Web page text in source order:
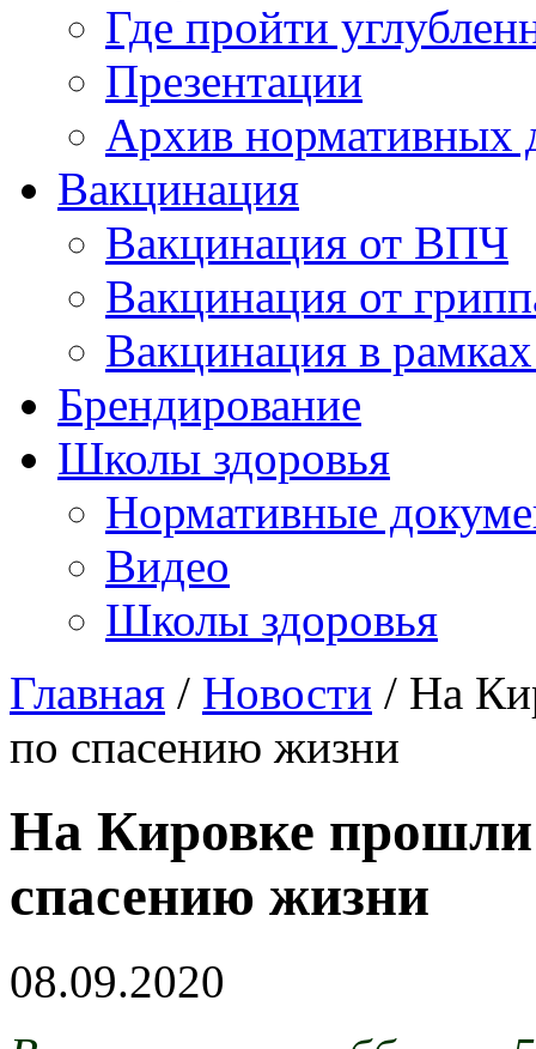
Где пройти
Презентации
Архив нормативных
Вакцинация
Вакцинация от ВПЧ
Вакцинация от
Вакцинация в
Брендирование
Школы здоровья
Нормативные
Видео
Школы здоровья
Главная / Новости / На
по спасению жизни
На Кировке
спасению жизни
08.09.2020